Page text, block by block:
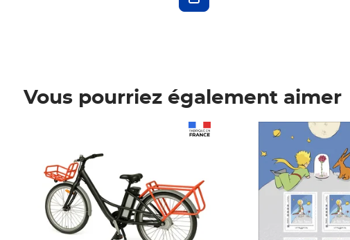
Vous pourriez également aimer
Prix 7,50€